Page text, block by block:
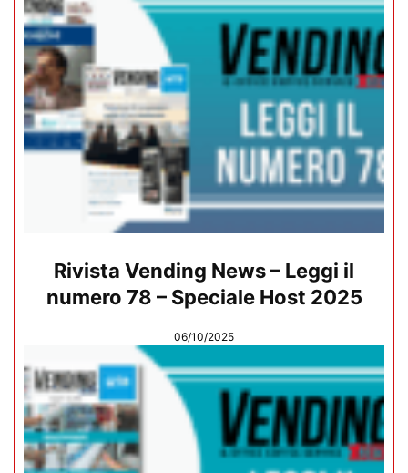
Rivista Vending News – Leggi il
numero 78 – Speciale Host 2025
06/10/2025